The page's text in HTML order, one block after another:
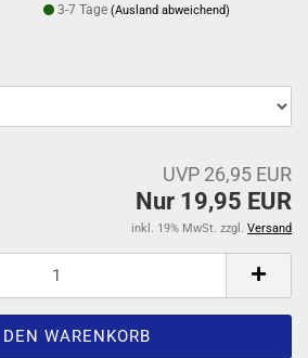
3-7 Tage(Ausland abweichend)
UVP 26,95 EUR
Nur 19,95 EUR
inkl. 19% MwSt. zzgl. Versand